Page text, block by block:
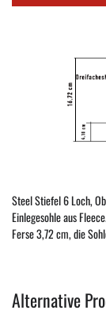
Steel Stiefel 6 Loch,
Einlegesohle aus
Ferse 3,72 cm, die
Alternative